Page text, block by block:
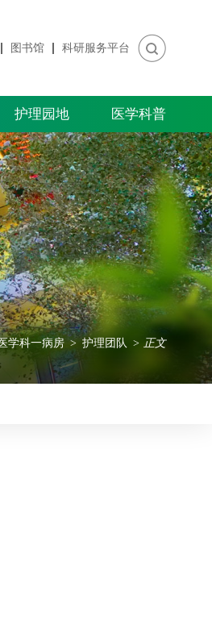
图书馆 科研服务平台
护理园地 医学科普
学科一病房 > 护理团队 > 正文